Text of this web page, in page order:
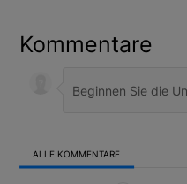
Kommentare
ALLE KOMMENTARE